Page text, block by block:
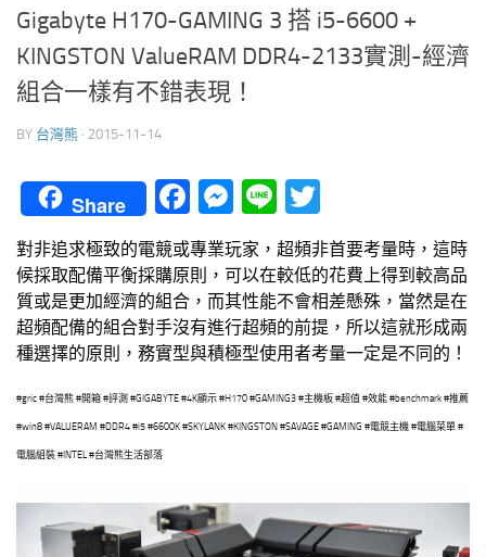
Gigabyte H170-GAMING 3 搭 i5-6600 +
KINGSTON ValueRAM DDR4-2133實測-經濟
組合一樣有不錯表現！
BY 台灣熊 · 2015-11-14
Share Facebook
Messenger
Line
對非追求極致的電競或專業玩家，超頻非首要考量時，這時
候採取配備平衡採購原則，可以在較低的花費上得到較高品
質或是更加經濟的組合，而其性能不會相差懸殊，當然是在
超頻配備的組合對手沒有進行超頻的前提，所以這就形成兩
種選擇的原則，務實型與積極型使用者考量一定是不同的！
#gric #台灣熊 #開箱 #評測 #GIGABYTE #4K顯示 #H170 #GAMING3 #主機板 #超值 #效能 #benchmark #推薦
#win8 #VALUERAM #DDR4 #i5 #6600K #SKYLANK #KINGSTON #SAVAGE #GAMING #電競主機 #電腦菜單 #
電腦組裝 #INTEL #台灣熊生活部落